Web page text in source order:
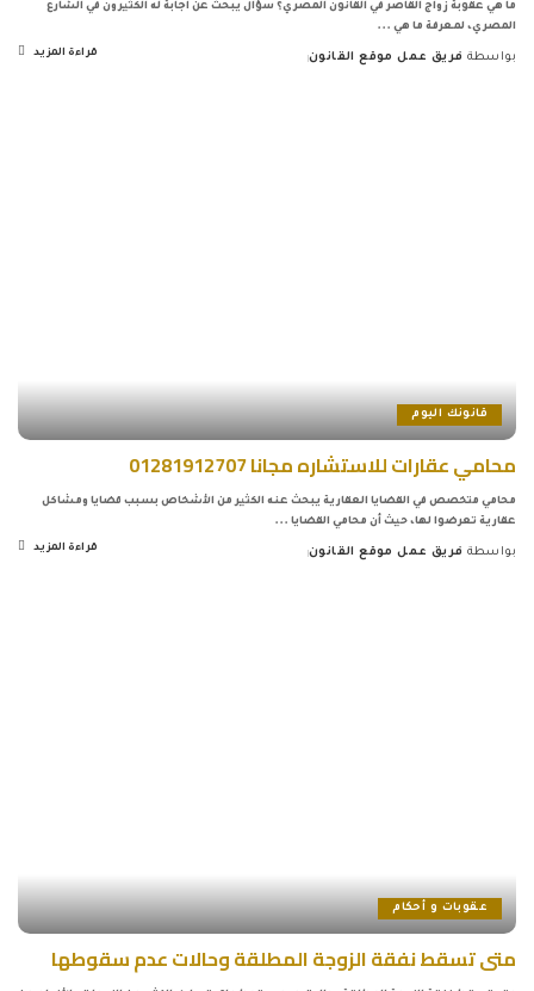
ما هي عقوبة زواج القاصر في القانون المصري؟ سؤال يبحث عن اجابة له الكثيرون في الشارع
المصري، لمعرفة ما هي ...
بواسطة فريق عمل موقع القانون قراءة المزيد
قانونك اليوم
محامي عقارات للاستشاره مجانا 01281912707
محامي متخصص في القضايا العقارية يبحث عنه الكثير من الأشخاص بسبب قضايا ومشاكل
عقارية تعرضوا لها، حيث أن محامي القضايا ...
Posted
بواسطة فريق عمل موقع القانون قراءة المزيد
عقوبات و أحكام
متى تسقط نفقة الزوجة المطلقة وحالات عدم سقوطها